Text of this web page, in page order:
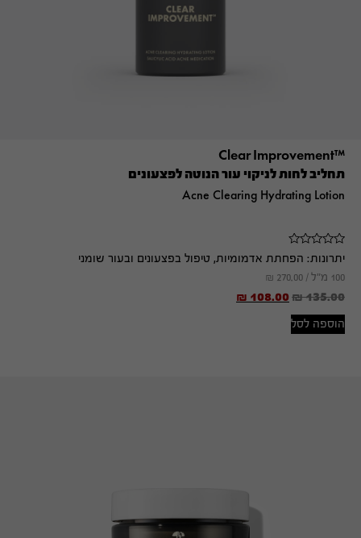
™Clear Improvement
תחליב לחות לניקוי עור הנוטה לפצעונים
Acne Clearing Hydrating Lotion
יתרונות: הפחתת אדמומיות, טיפול בפצעונים ובעור שומני
100 מ"ל / ₪ 270.00
₪135.00
₪ 108.00
הוספה לסל